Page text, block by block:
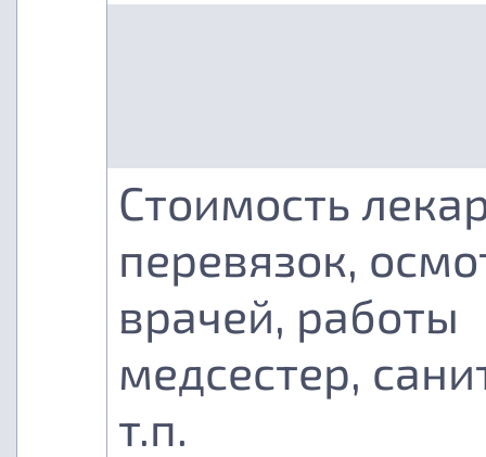
Стоимость
перевязок,
врачей, работы
медсестер,
т.п.